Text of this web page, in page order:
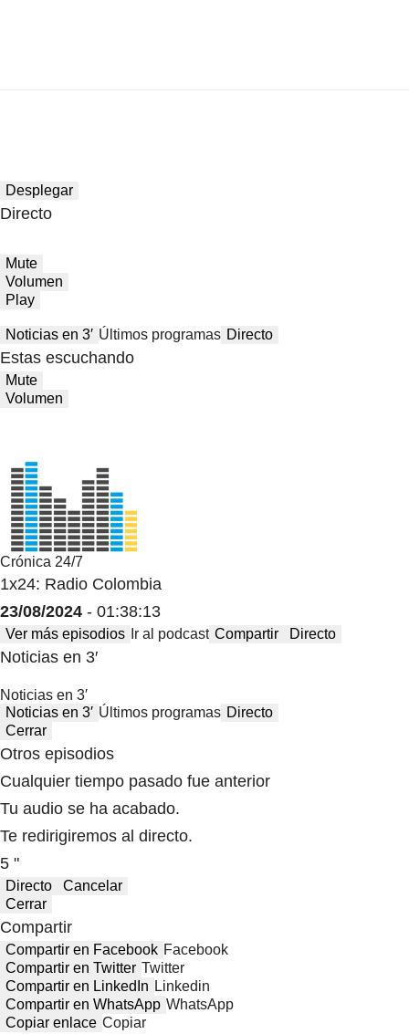
Desplegar
Directo
Mute
Volumen
Play
Noticias en 3′ Últimos programas Directo
Estas escuchando
Mute
Volumen
Crónica 24/7
1x24: Radio Colombia
23/08/2024 - 01:38:13
Ver más episodios Ir al podcast Compartir Directo
Noticias en 3′
Noticias en 3′
Noticias en 3′ Últimos programas Directo
Cerrar
Otros episodios
Cualquier tiempo pasado fue anterior
Tu audio se ha acabado.
Te redirigiremos al directo.
5 "
Directo
Cancelar
Cerrar
Compartir
Compartir en Facebook Facebook
Compartir en Twitter Twitter
Compartir en LinkedIn Linkedin
Compartir en WhatsApp WhatsApp
Copiar enlace Copiar